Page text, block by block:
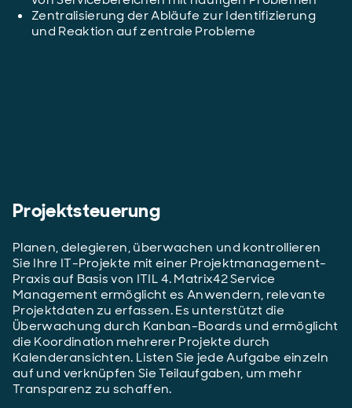
Zentralisierung der Abläufe zur Identifizierung
und Reaktion auf zentrale Probleme
Projektsteuerung
Planen, delegieren, überwachen und kontrollieren
Sie Ihre IT-Projekte mit einer Projektmanagement-
Praxis auf Basis von ITIL 4. Matrix42 Service
Management ermöglicht es Anwendern, relevante
Projektdaten zu erfassen. Es unterstützt die
Überwachung durch Kanban-Boards und ermöglicht
die Koordination mehrerer Projekte durch
Kalenderansichten. Listen Sie jede Aufgabe einzeln
auf und verknüpfen Sie Teilaufgaben, um mehr
Transparenz zu schaffen.